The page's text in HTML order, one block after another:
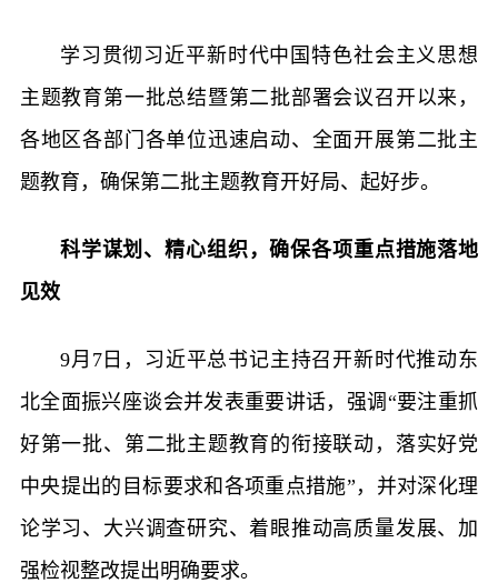
学习贯彻习近平新时代中国特色社会主义思想
主题教育第一批总结暨第二批部署会议召开以来，
各地区各部门各单位迅速启动、全面开展第二批主
题教育，确保第二批主题教育开好局、起好步。
科学谋划、精心组织，确保各项重点措施落地
见效
9月7日，习近平总书记主持召开新时代推动东
北全面振兴座谈会并发表重要讲话，强调“要注重抓
好第一批、第二批主题教育的衔接联动，落实好党
中央提出的目标要求和各项重点措施”，并对深化理
论学习、大兴调查研究、着眼推动高质量发展、加
强检视整改提出明确要求。